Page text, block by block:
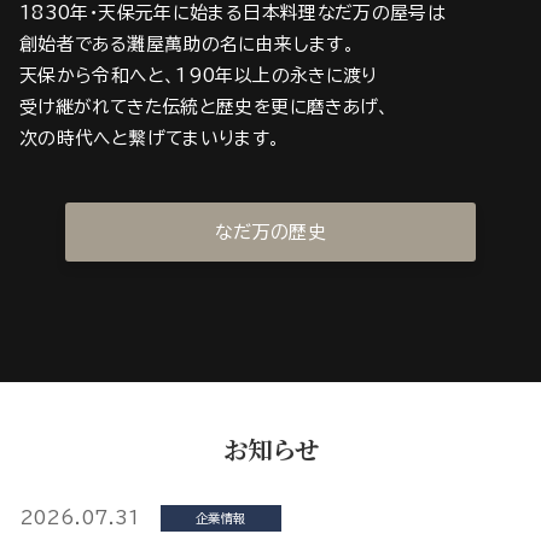
1830年・天保元年に始まる日本料理なだ万の屋号は
創始者である灘屋萬助の名に由来します。
天保から令和へと、190年以上の永きに渡り
受け継がれてきた伝統と歴史を更に磨きあげ、
次の時代へと繋げてまいります。
なだ万の歴史
お知らせ
2026.07.31 企業情報